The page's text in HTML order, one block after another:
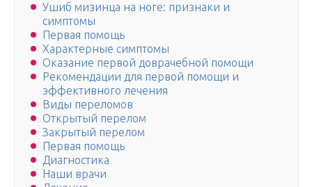
Ушиб мизинца на ноге: признаки и
симптомы
Первая помощь
Характерные симптомы
Оказание первой доврачебной помощи
Рекомендации для первой помощи и
эффективного лечения
Виды переломов
Открытый перелом
Закрытый перелом
Первая помощь
Диагностика
Наши врачи